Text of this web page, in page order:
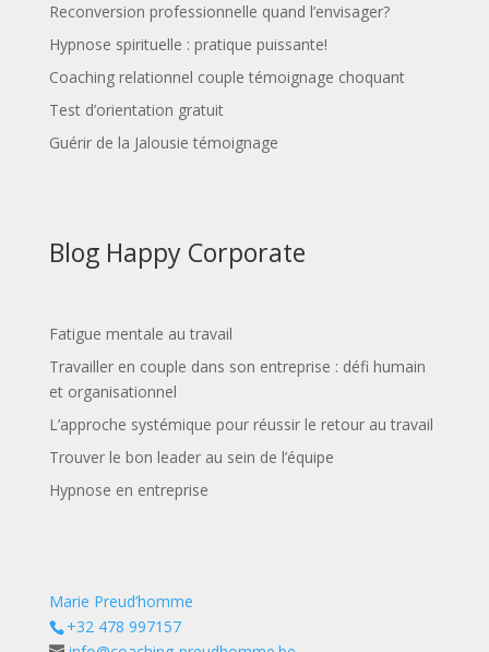
Reconversion professionnelle quand l’envisager?
Hypnose spirituelle : pratique puissante!
Coaching relationnel couple témoignage choquant
Test d’orientation gratuit
Guérir de la Jalousie témoignage
Blog Happy Corporate
Fatigue mentale au travail
Travailler en couple dans son entreprise : défi humain
et organisationnel
L’approche systémique pour réussir le retour au travail
Trouver le bon leader au sein de l’équipe
Hypnose en entreprise
Marie Preud’homme
+32 478 997157